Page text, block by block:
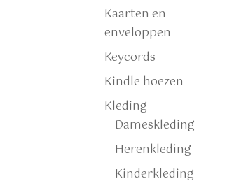
Kaarten en
enveloppen
Keycords
Kindle hoezen
Kleding
Dameskleding
Herenkleding
Kinderkleding